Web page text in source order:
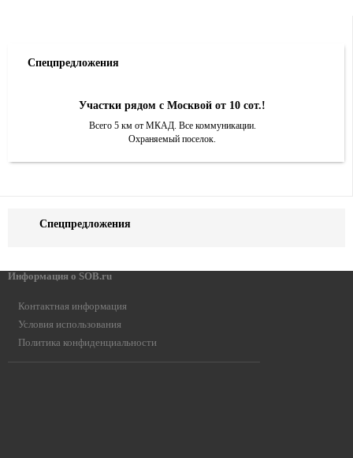
Спецпредложения
Участки рядом с Москвой от 10 сот.!
Всего 5 км от МКАД. Все коммуникации.
Охраняемый поселок.
Спецпредложения
Информация о SOB.ru
Контактная информация
Условия использования
Политика конфиденциальности